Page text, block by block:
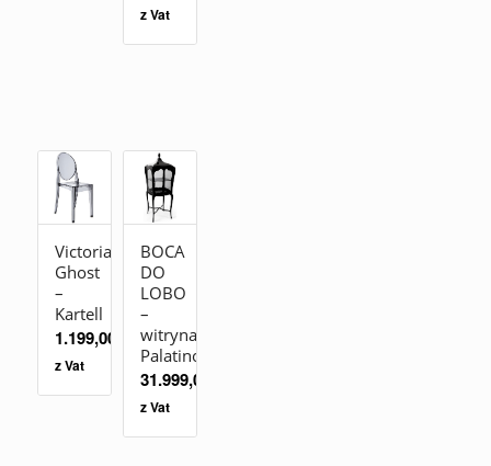
z Vat
Victoria
Ghost
–
Kartell
1.199,00
z Vat
BOCA
DO
LOBO
–
witryna
Palatino
31.999,00
z Vat